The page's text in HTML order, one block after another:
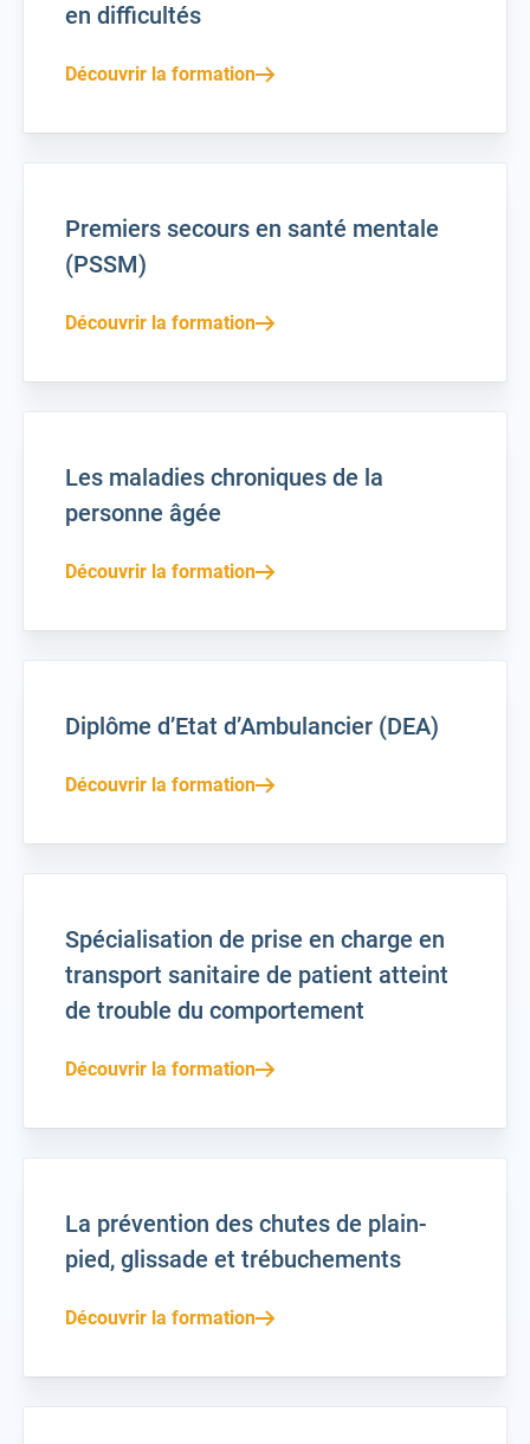
en difficultés
Découvrir la formation
Premiers secours en santé mentale
(PSSM)
Découvrir la formation
Les maladies chroniques de la
personne âgée
Découvrir la formation
Diplôme d’Etat d’Ambulancier (DEA)
Découvrir la formation
Spécialisation de prise en charge en
transport sanitaire de patient atteint
de trouble du comportement
Découvrir la formation
La prévention des chutes de plain-
pied, glissade et trébuchements
Découvrir la formation